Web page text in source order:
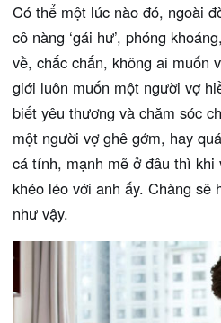
Có thể một lúc nào đó, ngoài
cô nàng ‘gái hư’, phóng
về, chắc chắn, không ai muốn
giới luôn muốn một người vợ
biết yêu thương và chăm sóc
một người vợ ghê gớm, hay
cá tính, mạnh mẽ ở đâu thì khi
khéo léo với anh ấy. Chàng sẽ
như vậy.